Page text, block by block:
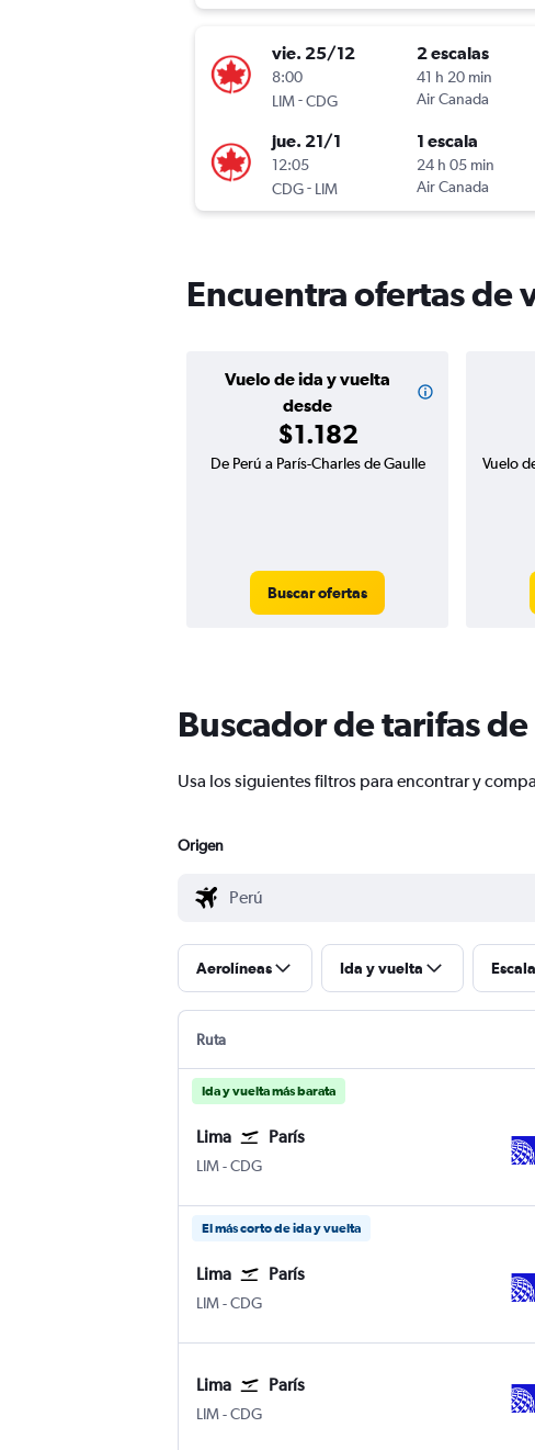
vie. 25/12
8:00
LIM-CDG
2 escalas
41 h 20 min
Air Canada
jue. 21/1
12:05
CDG- LIM
1 escala
24 h 05 min
Air Canada
Encuentra ofertas de
Vuelo de ida y vuelta
desde
$1.182
De Perú a París-Charles de Gaulle
Buscar ofertas
Vuelo
Buscador de tarifas
Usa los siguientes filtros para encontrar y
Origen
Aerolíneas Ida y vuelta
Ruta
Ida y vuelta más barata
Lima París
LIMLima Internacional Jorge Chávez
-CDG
El más corto de ida y vuelta
Lima París
LIMLima Internacional Jorge Chávez
-CDG
Lima París
LIMLima Internacional Jorge Chávez
-CDG